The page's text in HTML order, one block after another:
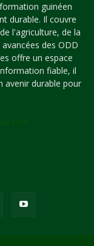
guinéen
durable. Il couvre
l'agriculture, de la
des ODD
offre un espace
fiable, il
avenir durable pour